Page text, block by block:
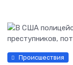
Происшествия